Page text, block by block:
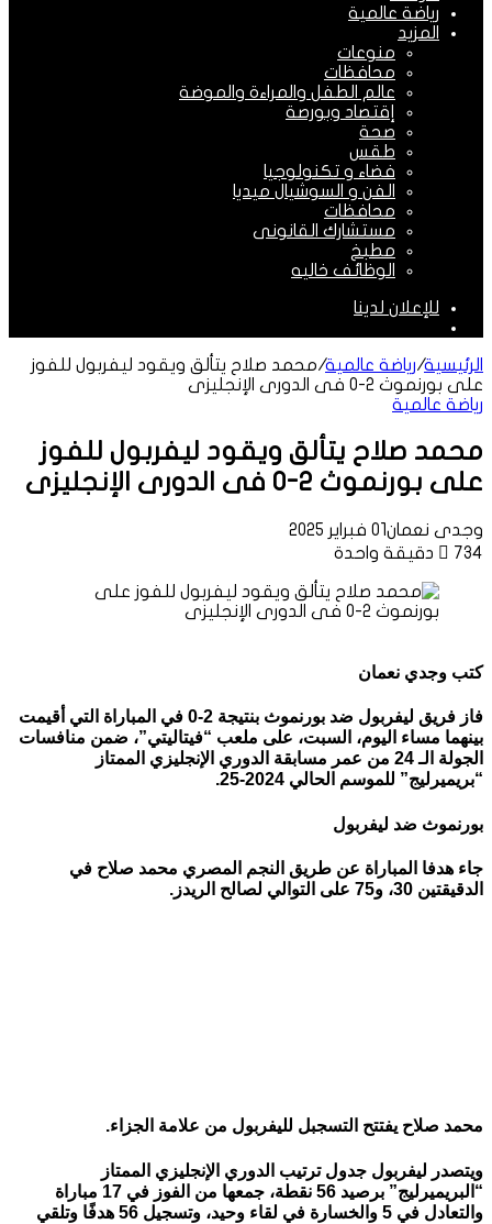
رياضة عالمية
المزيد
منوعات
محافظات
عالم الطفل والمراءة والموضة
إقتصاد وبورصة
صحة
طقس
فضاء و تكنولوجيا
الفن و السوشيال ميديا
محافظات
مستشارك القانونى
مطبخ
الوظائف خاليه
للإعلان لدينا
الرئيسية/رياضة عالمية/محمد صلاح يتألق ويقود ليفربول للفوز
على بورنموث 2-0 فى الدورى الإنجليزى
رياضة عالمية
محمد صلاح يتألق ويقود ليفربول للفوز
على بورنموث 2-0 فى الدورى الإنجليزى
وجدى نعمان01 فبراير 2025
734
دقيقة واحدة
كتب وجدي نعمان
فاز فريق ليفربول ضد بورنموث بنتيجة 2-0 في المباراة التي أقيمت
بينهما مساء اليوم، السبت، على ملعب “فيتاليتي”، ضمن منافسات
الجولة الـ 24 من عمر مسابقة الدوري الإنجليزي الممتاز
“بريميرليج” للموسم الحالي 2024-25.
بورنموث ضد ليفربول
جاء هدفا المباراة عن طريق النجم المصري محمد صلاح في
الدقيقتين 30، و75 على التوالي لصالح الريدز.
محمد صلاح يفتتح التسجبل لليفربول من علامة الجزاء.
ويتصدر ليفربول جدول ترتيب الدوري الإنجليزي الممتاز
“البريميرليج” برصيد 56 نقطة، جمعها من الفوز في 17 مباراة
والتعادل في 5 والخسارة في لقاء وحيد، وتسجيل 56 هدفًا وتلقي